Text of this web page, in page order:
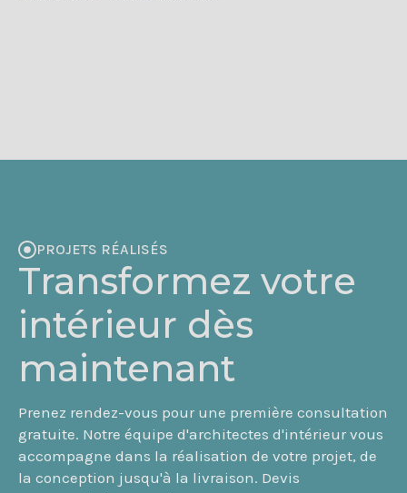
PROJETS RÉALISÉS
Transformez votre
intérieur dès
maintenant
Prenez rendez-vous pour une première consultation
gratuite. Notre équipe d'architectes d'intérieur vous
accompagne dans la réalisation de votre projet, de
la conception jusqu'à la livraison. Devis